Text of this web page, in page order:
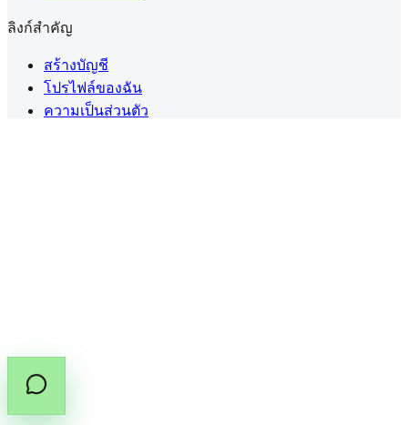
ลิงก์สำคัญ
สร้างบัญชี
โปรไฟล์ของฉัน
ความเป็นส่วนตัว